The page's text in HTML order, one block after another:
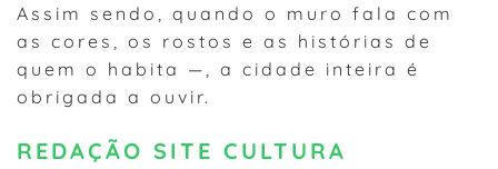
Assim sendo, quando o muro fala com
as cores, os rostos e as histórias de
quem o habita —, a cidade inteira é
obrigada a ouvir.
REDAÇÃO SITE CULTURA